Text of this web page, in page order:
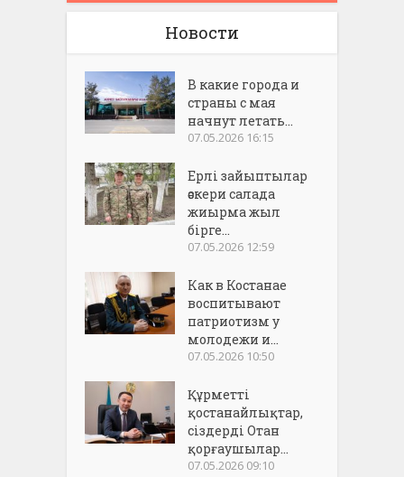
Новости
В какие города и
страны с мая
начнут летать...
07.05.2026 16:15
Ерлі зайыптылар
әскери салада
жиырма жыл
бірге...
07.05.2026 12:59
Как в Костанае
воспитывают
патриотизм у
молодежи и...
07.05.2026 10:50
Құрметті
қостанайлықтар,
сіздерді Отан
қорғаушылар...
07.05.2026 09:10